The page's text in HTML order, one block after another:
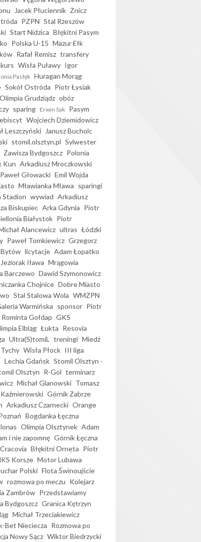
Jacek Płuciennik Znicz
PZPN Stal Rzeszów
Start Nidzica Błękitni Pasym
Polska U-15 Mazur Ełk
Rafał Remisz transfery
Wisła Puławy Igor
Pasłęk Huragan Morąg
Sokół Ostróda Piotr Łysiak
Olimpia Grudziądz obóz
sparing Erwin Sak Pasym
Wojciech Dziemidowicz
Leszczyński
Janusz Bucholc
stomil.olsztyn.pl Sylwester
Zawisza Bydgoszcz Polonia
Kun Arkadiusz Mroczkowski
Paweł Głowacki Emil Wojda
Mławianka Mława sparingi
Stadion wywiad Arkadiusz
Biskupiec Arka Gdynia Piotr
Białystok Piotr
Alancewicz ultras Łódzki
Paweł Tomkiewicz Grzegorz
licytacje Adam Łopatko
Jeziorak Iława Mrągowia
Barczewo Dawid Szymonowicz
Chojnice Dobre Miasto
Stal Stalowa Wola WMZPN
Warmińska sponsor Piotr
Rominta Gołdap GKS
Elbląg Łukta Resovia
Ultra(S)tomiL treningi Miedź
Wisła Płock III liga
Lechia Gdańsk Stomil Olsztyn -
Olsztyn R-Gol terminarz
Michał Glanowski Tomasz
Górnik Zabrze
Arkadiusz Czarnecki Orange
Bogdanka Łęczna
Olimpia Olsztynek Adam
i nie zapomnę Górnik Łęczna
Cracovia Błękitni Orneta Piotr
Korsze Motor Lubawa
Polski Flota Świnoujście
rozmowa po meczu Kolejarz
Zambrów Przedstawiamy
Bydgoszcz Granica Kętrzyn
Michał Trzeciakiewicz
Bet Nieciecza Rozmowa po
Nowy Sącz Wiktor Biedrzycki